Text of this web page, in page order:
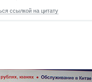
ссылкой на цитату